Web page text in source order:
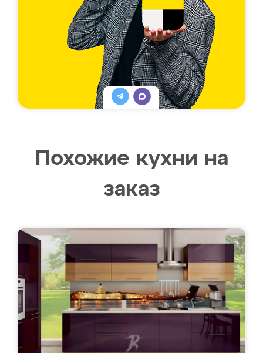
Похожие кухни на
заказ